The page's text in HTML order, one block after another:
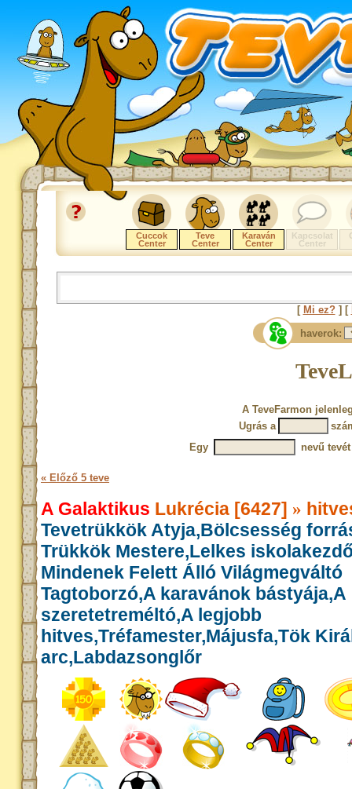
Cuccok
Center
Teve
Center
Karaván
Center
Kapcsolat
Center
[ Mi ez?] [
haverok:
A TeveFarmon
Ugrás a
Egy
nevű
« Előző 5 teve
A Galaktikus Lukrécia [6427] »
Tevetrükkök Atyja,Bölcsesség
Trükkök Mestere,Lelkes
Mindenek Felett Álló Világmegváltó
Tagtoborzó,A karavánok bástyája,A
szeretetreméltó,A legjobb
hitves,Tréfamester,Májusfa,Tök
arc,Labdazsonglőr